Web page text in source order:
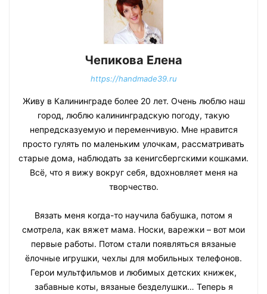
Чепикова Елена
https://handmade39.ru
Живу в Калининграде более 20 лет. Очень люблю наш
город, люблю калининградскую погоду, такую
непредсказуемую и переменчивую. Мне нравится
просто гулять по маленьким улочкам, рассматривать
старые дома, наблюдать за кенигсбергскими кошками.
Всё, что я вижу вокруг себя, вдохновляет меня на
творчество.
Вязать меня когда-то научила бабушка, потом я
смотрела, как вяжет мама. Носки, варежки – вот мои
первые работы. Потом стали появляться вязаные
ёлочные игрушки, чехлы для мобильных телефонов.
Герои мультфильмов и любимых детских книжек,
забавные коты, вязаные безделушки… Теперь я